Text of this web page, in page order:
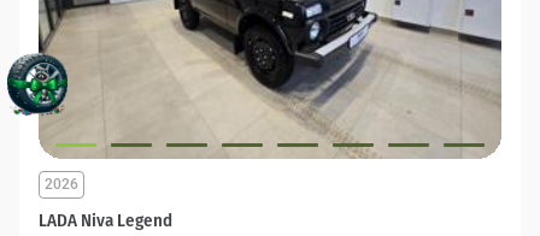
LADA Niva Legend
2026